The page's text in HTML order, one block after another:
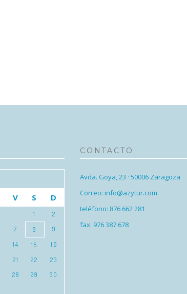
V S D
1
2
7 8
9
14 15
16
21 22
23
28 29
30
CONTACTO
Avda. Goya, 23 · 50006 Zaragoza
Correo: info@azytur.com
teléfono: 876 662 281
fax: 976 387 678